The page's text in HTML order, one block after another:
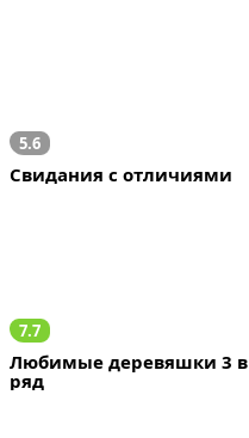
5.6
Свидания с отличиями
7.7
Любимые деревяшки 3 в
ряд